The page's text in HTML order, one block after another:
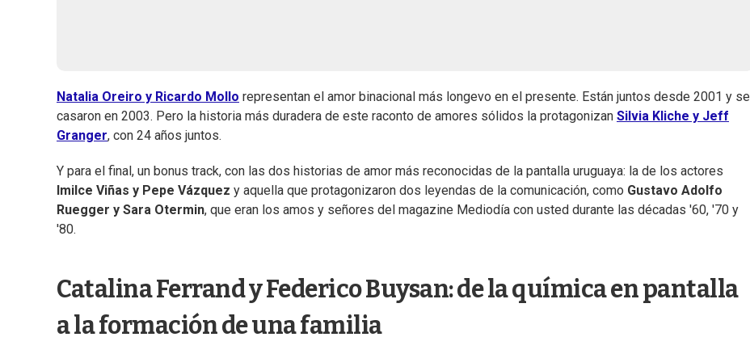
Natalia Oreiro y Ricardo Mollo representan el amor binacional más longevo en el presente. Están juntos desde 2001 y se
casaron en 2003. Pero la historia más duradera de este raconto de amores sólidos la protagonizan Silvia Kliche y Jeff
Granger, con 24 años juntos.
Y para el final, un bonus track, con las dos historias de amor más reconocidas de la pantalla uruguaya: la de los actores
Imilce Viñas y Pepe Vázquez y aquella que protagonizaron dos leyendas de la comunicación, como Gustavo Adolfo
Ruegger y Sara Otermin, que eran los amos y señores del magazine Mediodía con usted durante las décadas '60, '70 y
'80.
Catalina Ferrand y Federico Buysan: de la química en pantalla
a la formación de una familia